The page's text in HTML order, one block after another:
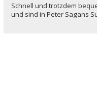
Schnell und trotzdem
und sind in Peter Sagans